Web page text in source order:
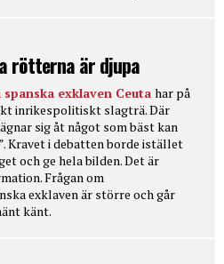
rötterna är djupa
exklaven Ceuta har på
inrikespolitiskt slagträ. Där
sig åt något som bäst kan
Kravet i debatten borde istället
och ge hela bilden. Det är
Frågan om
exklaven är större och går
känt.